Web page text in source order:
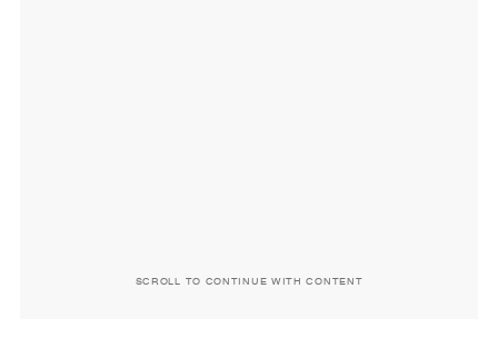
SCROLL TO CONTINUE WITH CONTENT